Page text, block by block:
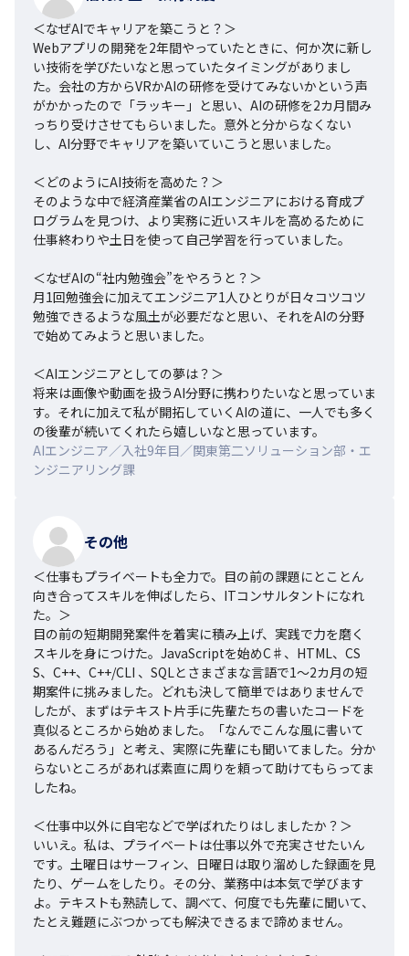
＜なぜAIでキャリアを築こうと？＞
Webアプリの開発を2年間やっていたときに、何か次に新し
い技術を学びたいなと思っていたタイミングがありまし
た。会社の方からVRかAIの研修を受けてみないかという声
がかかったので「ラッキー」と思い、AIの研修を2カ月間み
っちり受けさせてもらいました。意外と分からなくない
し、AI分野でキャリアを築いていこうと思いました。
＜どのようにAI技術を高めた？＞
そのような中で経済産業省のAIエンジニアにおける育成プ
ログラムを見つけ、より実務に近いスキルを高めるために
仕事終わりや土日を使って自己学習を行っていました。
＜なぜAIの“社内勉強会”をやろうと？＞
月1回勉強会に加えてエンジニア1人ひとりが日々コツコツ
勉強できるような風土が必要だなと思い、それをAIの分野
で始めてみようと思いました。
＜AIエンジニアとしての夢は？＞
将来は画像や動画を扱うAI分野に携わりたいなと思っていま
す。それに加えて私が開拓していくAIの道に、一人でも多く
の後輩が続いてくれたら嬉しいなと思っています。
AIエンジニア／入社9年目／関東第二ソリューション部・エ
ンジニアリング課
その他
＜仕事もプライベートも全力で。目の前の課題にとことん
向き合ってスキルを伸ばしたら、ITコンサルタントになれ
た。＞
目の前の短期開発案件を着実に積み上げ、実践で力を磨く
スキルを身につけた。JavaScriptを始めC♯、HTML、CS
S、C++、C++/CLI 、SQLとさまざまな言語で1～2カ月の短
期案件に挑みました。どれも決して簡単ではありませんで
したが、まずはテキスト片手に先輩たちの書いたコードを
真似るところから始めました。「なんでこんな風に書いて
あるんだろう」と考え、実際に先輩にも聞いてました。分か
らないところがあれば素直に周りを頼って助けてもらってま
したね。
＜仕事中以外に自宅などで学ばれたりはしましたか？＞
いいえ。私は、プライベートは仕事以外で充実させたいん
です。土曜日はサーフィン、日曜日は取り溜めした録画を見
たり、ゲームをしたり。その分、業務中は本気で学びます
よ。テキストも熟読して、調べて、何度でも先輩に聞いて、
たとえ難題にぶつかっても解決できるまで諦めません。